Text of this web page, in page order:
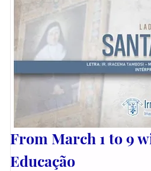
From March 1 to 9
Educação